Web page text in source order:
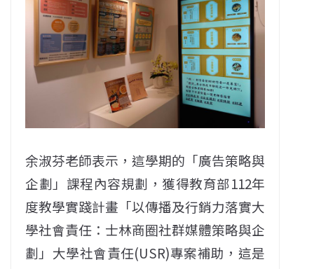
余淑芬老師表示，這學期的「廣告策略與
企劃」課程內容規劃，獲得教育部112年
度教學實踐計畫「以傳播及行銷力落實大
學社會責任：士林商圈社群媒體策略與企
劃」大學社會責任(USR)專案補助，這是